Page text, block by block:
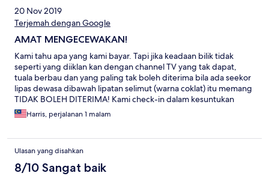
20 Nov 2019
Terjemah dengan Google
AMAT MENGECEWAKAN!
Kami tahu apa yang kami bayar. Tapi jika keadaan bilik tidak
seperti yang diiklan kan dengan channel TV yang tak dapat,
tuala berbau dan yang paling tak boleh diterima bila ada seekor
lipas dewasa dibawah lipatan selimut (warna coklat) itu memang
TIDAK BOLEH DITERIMA! Kami check-in dalam kesuntukan
masa (pukul 5pm) dan selepas semua mandi, pukul 7pm
terpaksa kami CHECK-OUT! Harap owner hotel (kaum India
duduk FREE. Dengan RM68 semalam, sekurang² nya pastikan
cadar tidak ada tompokan najis lipas!
Harris, perjalanan 1 malam
Ulasan yang disahkan
8/10 Sangat baik